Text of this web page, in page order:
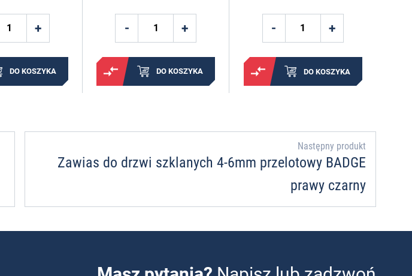
DO KOSZYKA DO KOSZYKA DO KOSZYKA
Następny produkt
Zawias do drzwi szklanych 4-6mm przelotowy BADGE
prawy czarny